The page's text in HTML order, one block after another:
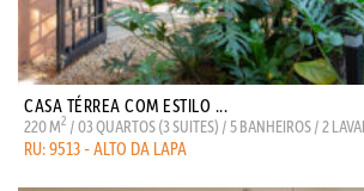
CASA TÉRREA COM ESTILO ...
220 M2 / 03 QUARTOS (3 SUITES) / 5 BANHEIROS / 2
RU: 9513 - ALTO DA LAPA